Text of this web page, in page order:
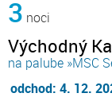
3 noci
Východný
na palube »MSC
odchod: 4. 12.